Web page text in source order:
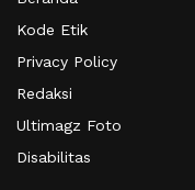
Kode Etik
Privacy Policy
Redaksi
Ultimagz Foto
Disabilitas